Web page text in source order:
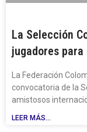
La Selección
jugadores para
La Federación
convocatoria de la
amistosos
LEER MÁS...